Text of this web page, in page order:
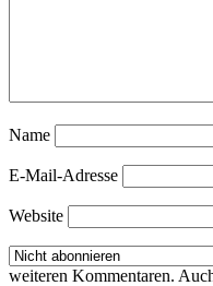
Name
E-Mail-Adresse
Website
weiteren Kommentaren.